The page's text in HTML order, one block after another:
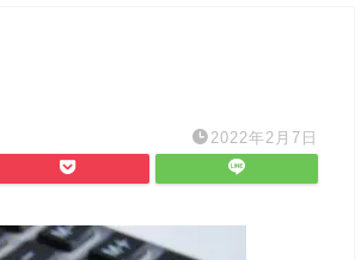
2022年2月7日